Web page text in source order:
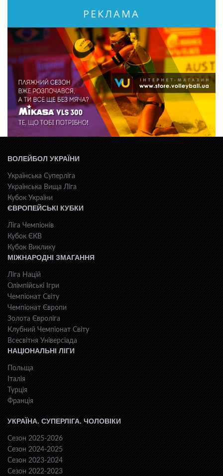
РЕКЛАМА
ВОЛЕЙБОЛ УКРАЇНИ
Українська Суперліга
Українська Вища Ліга
Кубок України
ЄВРОПЕЙСЬКІ КУБКИ
Ліга Чемпіонів
Кубок ЄКВ
Кубок Виклику
МІЖНАРОДНІ ЗМАГАННЯ
Ліга Націй
Олімпійські Ігри
Чемпіонат Світу
Чемпіонат Європи
Золота Євроліга
Клубний Чемпіонат Світу
Всесвiтня Унiверсiaда
НАЦІОНАЛЬНІ ЛІГИ
Польща
Італія
Турція
Франція
УКРАЇНА. СУПЕРЛІГА. ЧОЛОВІКИ
Сезон 2025-2026
Сезон 2024-2025
Сезон 2023-2024
Сезон 2022-2023